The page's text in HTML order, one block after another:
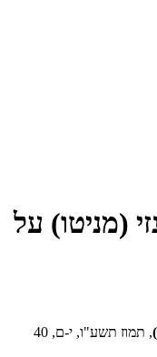
(מניטו) על
,
תמוז תשע"ו, י-ם, 40